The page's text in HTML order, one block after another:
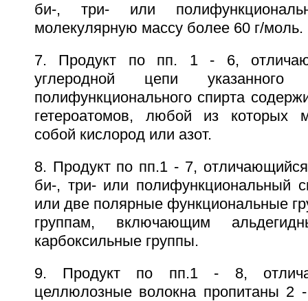
би-, три- или
молекулярную массу более 60 г/моль.
7. Продукт по пп. 1 - 6,
углеродной цепи
полифункционального спирта
гетероатомов, любой из которых
собой кислород или азот.
8. Продукт по пп.1 - 7,
би-, три- или полифункциональный
или две полярные функциональные
группам, включающим
карбоксильные группы.
9. Продукт по пп.1 - 8,
целлюлозные волокна пропитаны 2